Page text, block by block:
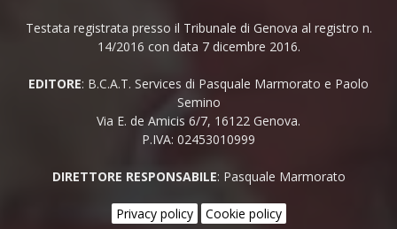
Testata registrata presso il Tribunale di Genova al registro n.
14/2016 con data 7 dicembre 2016.
EDITORE: B.C.A.T. Services di Pasquale Marmorato e Paolo
Semino
Via E. de Amicis 6/7, 16122 Genova.
P.IVA: 02453010999
DIRETTORE RESPONSABILE: Pasquale Marmorato
Privacy policy Cookie policy